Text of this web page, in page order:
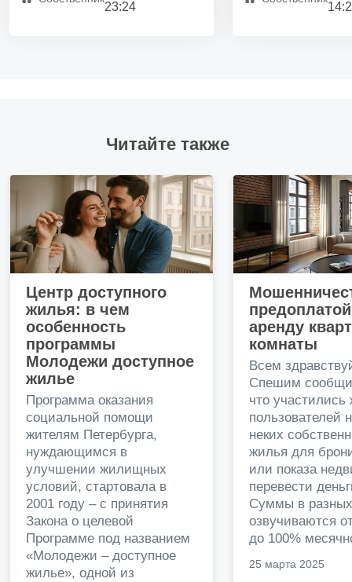
Разное — можно с животными
Мебель на кухне
Мебель в жилой зоне
Детская площадка
Лифт
23:24
Читайте также
Центр доступного
жилья: в чем
особенность
программы
Молодежи доступное
жилье
Программа оказания
социальной помощи
жителям Петербурга,
нуждающимся в
улучшении жилищных
условий, стартовала в
2001 году – с принятия
Закона о целевой
Программе под названием
«Молодежи – доступное
жилье», одной из
аренду
комнаты
Всем
Спешим
что
пользователей
неких
жилья для
или показа
перевести
Суммы в
озвучиваются
до 100%
25 марта 2025